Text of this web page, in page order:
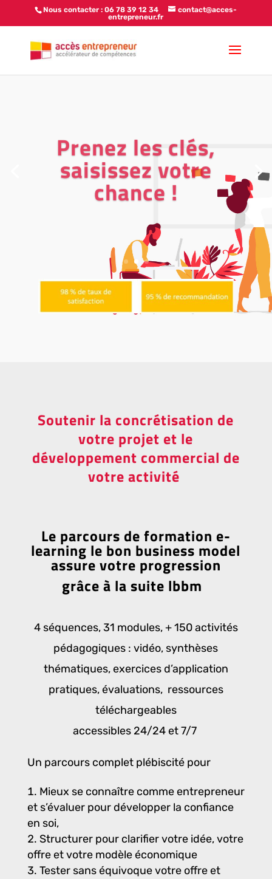
Nous contacter : 06 78 39 12 34
contact@acces-
entrepreneur.fr
Prenez les clés,
saisissez votre
chance !
Soutenir la concrétisation de
votre projet et le
développement commercial de
votre activité
Le parcours de formation e-
learning le bon business model
assure votre progression
grâce à la suite lbbm
4 séquences, 31 modules, + 150 activités
pédagogiques : vidéo, synthèses
thématiques, exercices d’application
pratiques, évaluations, ressources
téléchargeables
accessibles 24/24 et 7/7
Un parcours complet plébiscité pour
Mieux se connaître comme entrepreneur
et s’évaluer pour développer la confiance
en soi,
Structurer pour clarifier votre idée, votre
offre et votre modèle économique
Tester sans équivoque votre offre et